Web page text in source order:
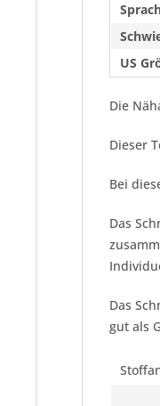
US
Die
Dieser
Bei
Das
Das
gut als